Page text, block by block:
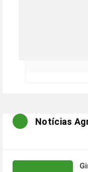
Notícias